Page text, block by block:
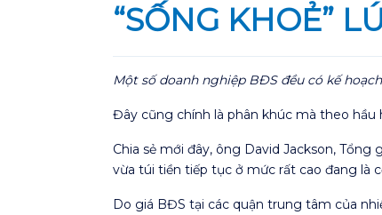
“SỐNG KHOẺ”
Một số doanh nghiệp BĐS đều có kế
Đây cũng chính là phân khúc mà theo
Chia sẻ mới đây, ông David Jackson,
vừa túi tiền tiếp tục ở mức rất cao đang là
Do giá BĐS tại các quận trung tâm của